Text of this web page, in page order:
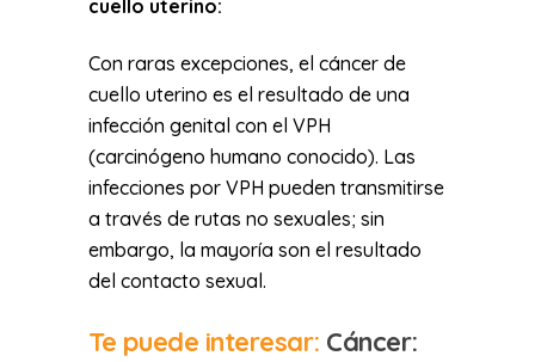
cuello uterino:
Con raras excepciones, el cáncer de
cuello uterino es el resultado de una
infección genital con el VPH
(carcinógeno humano conocido). Las
infecciones por VPH pueden transmitirse
a través de rutas no sexuales; sin
embargo, la mayoría son el resultado
del contacto sexual.
Te puede interesar: Cáncer: